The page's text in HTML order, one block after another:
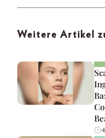
Weitere Artikel